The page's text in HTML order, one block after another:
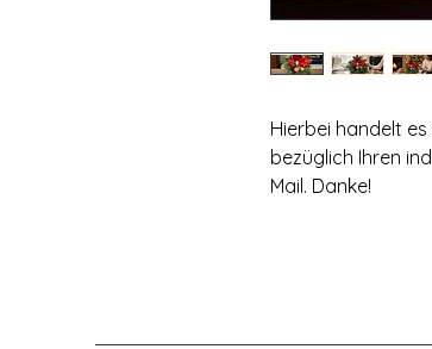
Hierbei handelt
bezüglich Ihren
Mail. Danke!